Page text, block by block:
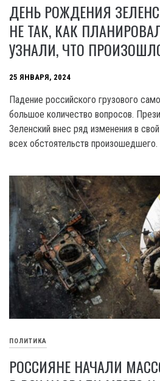
ДЕНЬ РОЖДЕНИЯ
НЕ ТАК, КАК
УЗНАЛИ, ЧТО
25 ЯНВАРЯ, 2024
Падение российского грузового
большое количество вопросов.
Зеленский внес ряд изменения в
всех обстоятельств произошедшего.
ПОЛИТИКА
РОССИЯНЕ НАЧАЛИ